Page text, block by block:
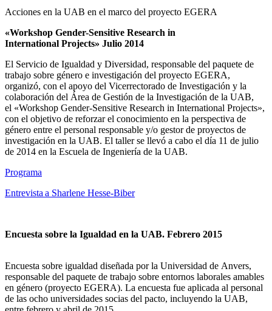
Acciones en la UAB en el marco del proyecto EGERA
«Workshop Gender-Sensitive Research in
International Projects» Julio 2014
El Servicio de Igualdad y Diversidad, responsable del paquete de
trabajo sobre género e investigación del proyecto EGERA,
organizó, con el apoyo del Vicerrectorado de Investigación y la
colaboración del Área de Gestión de la Investigación de la UAB,
el «Workshop Gender-Sensitive Research in International Projects»,
con el objetivo de reforzar el conocimiento en la perspectiva de
género entre el personal responsable y/o gestor de proyectos de
investigación en la UAB. El taller se llevó a cabo el día 11 de julio
de 2014 en la Escuela de Ingeniería de la UAB.
Programa
Entrevista a Sharlene Hesse-Biber
Encuesta sobre la Igualdad en la UAB. Febrero 2015
Encuesta sobre igualdad diseñada por la Universidad de Anvers,
responsable del paquete de trabajo sobre entornos laborales amables
en género (proyecto EGERA). La encuesta fue aplicada al personal
de las ocho universidades socias del pacto, incluyendo la UAB,